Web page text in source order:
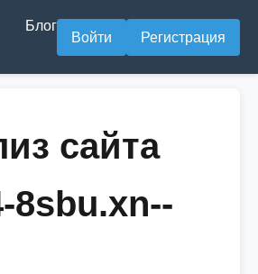
Блог
Войти Регистрация
сайта
8sbu.xn--